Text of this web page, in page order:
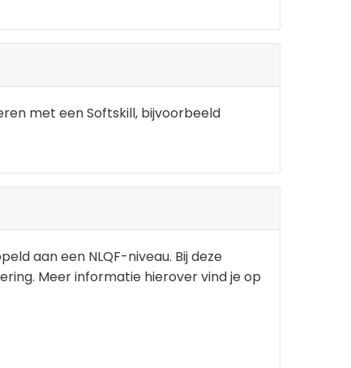
met een Softskill, bijvoorbeeld
aan een NLQF-niveau. Bij deze
Meer informatie hierover vind je op